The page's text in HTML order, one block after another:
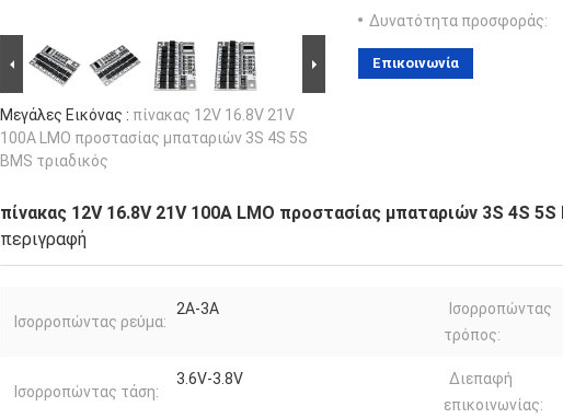
Μεγάλες Εικόνας : πίνακας 12V 16.8V 21V
100A LMO προστασίας μπαταριών 3S 4S 5S
BMS τριαδικός
Δυνατότητα προσφοράς:
Επικοινωνία
πίνακας 12V 16.8V 21V 100A LMO προστασίας μπαταριών 3S 4S 5S
περιγραφή
Ισορροπώντας ρεύμα:
2A-3A
Ισορροπώντας
τρόπος:
Ισορροπώντας τάση:
3.6V-3.8V
Διεπαφή
επικοινωνίας: